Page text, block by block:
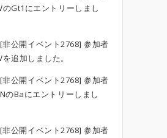
のGt1にエントリーしまし
[非公開イベント2768] 参加者
追加しました。
公開イベント2768] 参加者
のBaにエントリーしまし
公開イベント2768] 参加者